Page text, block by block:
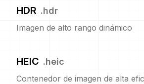
HDR .hdr
Imagen de alto rango dinámico
HEIC .heic
Contenedor de imagen de alta